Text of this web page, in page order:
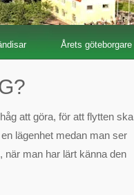
Årets göteborgare
att göra, för att flytten ska
lägenhet medan man ser
när man har lärt känna den